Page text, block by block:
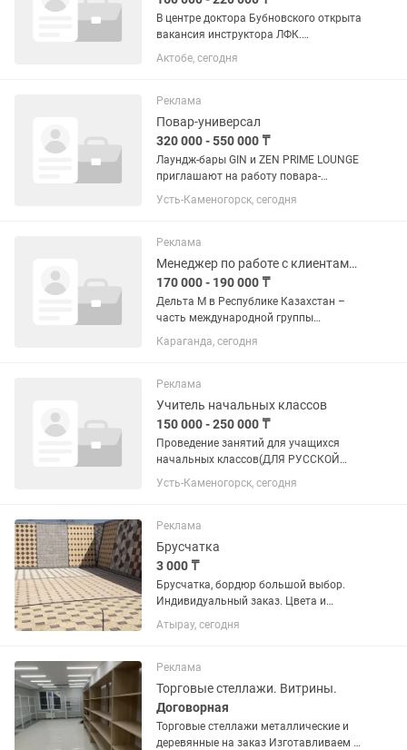
В центре доктора Бубновского открыта
вакансия инструктора ЛФК.
ОБЯЗАТЕЛЬНО наличие медицинского
или физкультурного образования,
Обязанности: - индивидуальная...
Актобе, сегодня
Реклама
Повар-универсал
320 000 - 550 000 ₸
Лаундж-бары GIN и ZEN PRIME LOUNGE
приглашают на работу повара-
универсала с опытом работы. —
Оплата: 20 000 тг за смену — Зарплата
обсуждается индивидуально: 2/2,...
Усть-Каменогорск, сегодня
Реклама
Менеджер по работе с клиентами в call-центр
170 000 - 190 000 ₸
Дельта М в Республике Казахстан –
часть международной группы
компаний «Delta M», которая находится
на рынке уже более 18 лет. В чем
поощряем сотрудников за...
Караганда, сегодня
Реклама
Учитель начальных классов
150 000 - 250 000 ₸
Проведение занятий для учащихся
начальных классов(ДЛЯ РУССКОЙ
ГРУППЫ ) • Помощь в выполнении
домашних заданий; • Подготовка детей
каждому ребенку; • Взаимодействие...
Усть-Каменогорск, сегодня
Реклама
Брусчатка
3 000 ₸
Брусчатка, бордюр большой выбор.
Индивидуальный заказ. Цвета и
формы на выбор
Атырау, сегодня
Реклама
Торговые стеллажи. Витрины.
Договорная
Торговые стеллажи металлические и
деревянные на заказ Изготавливаем и